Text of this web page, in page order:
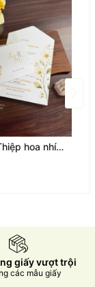
hoa nhí
giấy vượt trội
các mẫu giấy